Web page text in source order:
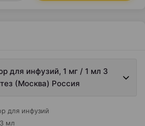
для инфузий, 1 мг / 1 мл 3
(Москва) Россия
для инфузий
мл